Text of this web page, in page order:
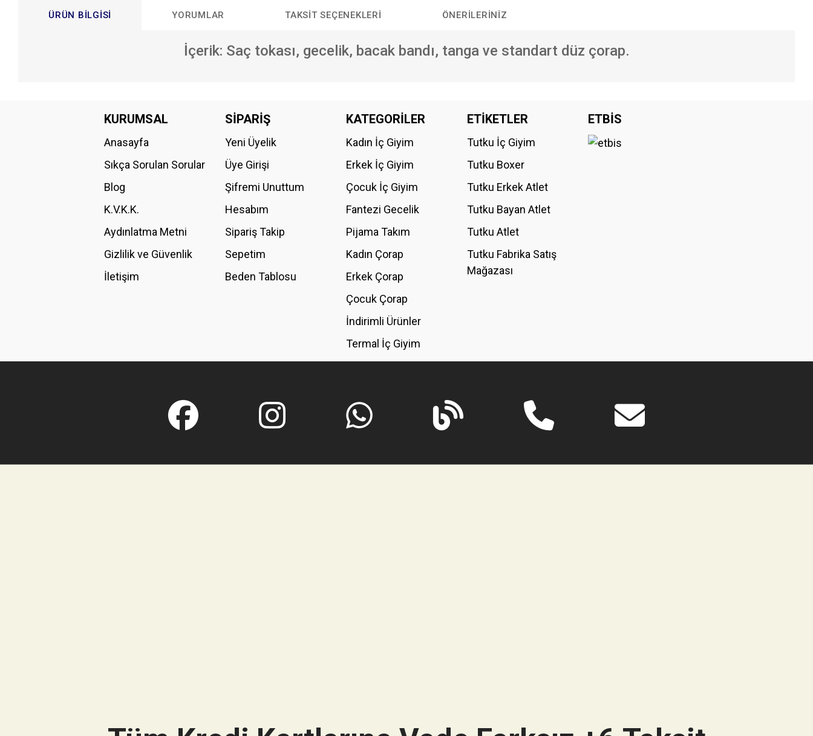
ÜRÜN BILGISI YORUMLAR TAKSIT SEÇENEKLERI ÖNERILERINIZ
İçerik: Saç tokası, gecelik, bacak bandı, tanga ve standart düz çorap.
Bu ürüne ilk yorumu siz yapın!
Ürün resmi kalitesiz, bozuk veya görüntülenemiyor.
Ürün fiyatı diğer sitelerden daha pahalı.
Bu ürüne benzer farklı alternatifler olmalı.
KURUMSAL
Anasayfa
Sıkça Sorulan Sorular
Blog
K.V.K.K.
Aydınlatma Metni
Gizlilik ve Güvenlik
İletişim
SİPARİŞ
Yeni Üyelik
Üye Girişi
Şifremi Unuttum
Hesabım
Sipariş Takip
Sepetim
Beden Tablosu
KATEGORİLER
Kadın İç Giyim
Erkek İç Giyim
Çocuk İç Giyim
Fantezi Gecelik
Pijama Takım
Kadın Çorap
Erkek Çorap
Çocuk Çorap
İndirimli Ürünler
Termal İç Giyim
ETİKETLER
Tutku İç Giyim
Tutku Boxer
Tutku Erkek Atlet
Tutku Bayan Atlet
Tutku Atlet
Tutku Fabrika Satış
Mağazası
ETBİS